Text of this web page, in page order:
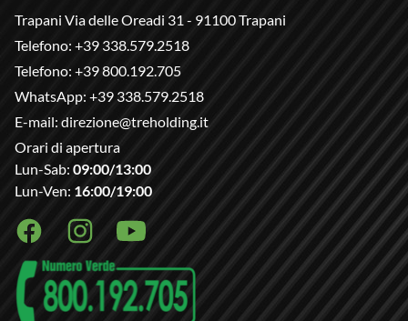
Trapani Via delle Oreadi 31 - 91100 Trapani
Telefono: +39 338.579.2518
Telefono: +39 800.192.705
WhatsApp: +39 338.579.2518
E-mail: direzione@treholding.it
Orari di apertura
Lun-Sab: 09:00/13:00
Lun-Ven: 16:00/19:00
FacebookInstagramYoutube